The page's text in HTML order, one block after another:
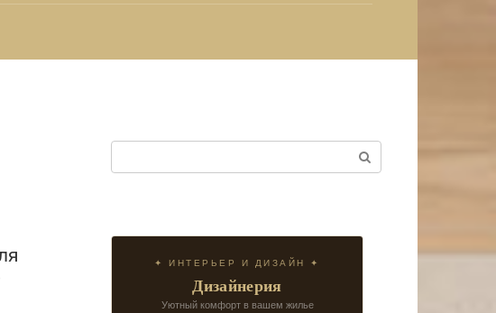
✦ ИНТЕРЬЕР И ДИЗАЙН ✦
Дизайнерия
Уютный комфорт в вашем жилье